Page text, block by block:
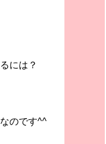
には？
のです^^